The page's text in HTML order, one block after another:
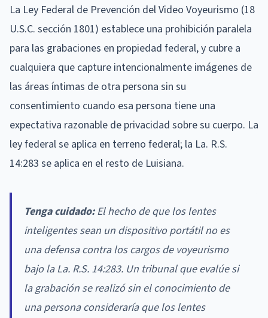
La Ley Federal de Prevención del Video Voyeurismo (18
U.S.C. sección 1801) establece una prohibición paralela
para las grabaciones en propiedad federal, y cubre a
cualquiera que capture intencionalmente imágenes de
las áreas íntimas de otra persona sin su
consentimiento cuando esa persona tiene una
expectativa razonable de privacidad sobre su cuerpo. La
ley federal se aplica en terreno federal; la La. R.S.
14:283 se aplica en el resto de Luisiana.
Tenga cuidado:El hecho de que los lentes
inteligentes sean un dispositivo portátil no es
una defensa contra los cargos de voyeurismo
bajo la La. R.S. 14:283. Un tribunal que evalúe si
la grabación se realizó sin el conocimiento de
una persona consideraría que los lentes